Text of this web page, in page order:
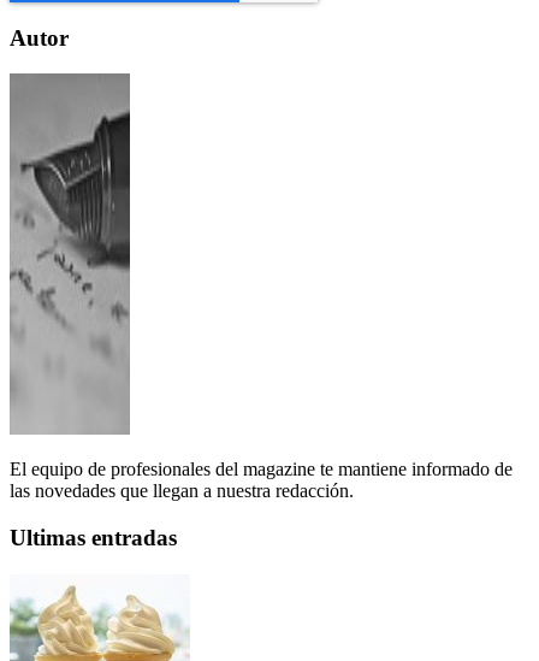
Autor
El equipo de profesionales del magazine te mantiene informado de
las novedades que llegan a nuestra redacción.
Ultimas entradas